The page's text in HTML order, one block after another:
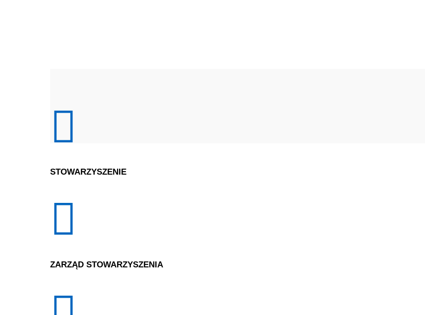
STOWARZYSZENIE
ZARZĄD STOWARZYSZENIA